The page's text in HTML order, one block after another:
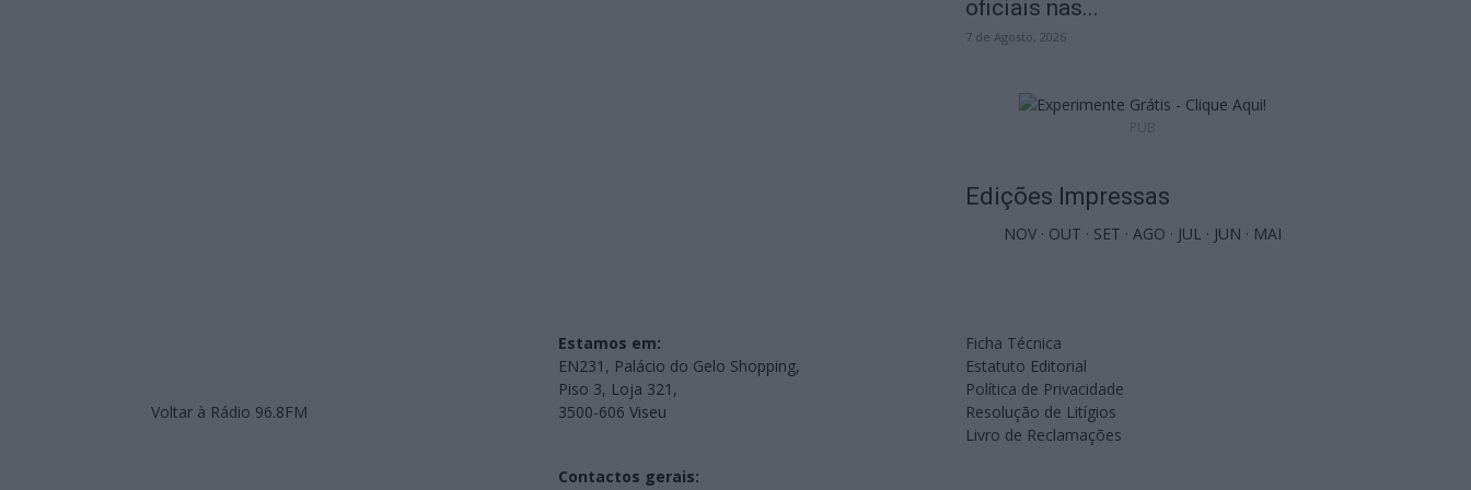
oficiais nas...
7 de Agosto, 2026
Edições Impressas
NOV · OUT · SET · AGO · JUL · JUN · MAI
Voltar à Rádio 96.8FM
Estamos em:
EN231, Palácio do Gelo Shopping,
Piso 3, Loja 321,
3500-606 Viseu
Contactos gerais:
Ficha Técnica
Estatuto Editorial
Política de Privacidade
Resolução de Litígios
Livro de Reclamações